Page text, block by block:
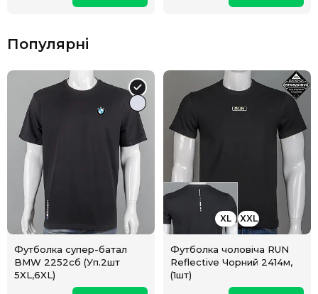
Популярні
Футболка супер-батал
BMW 2252сб (Уп.2шт
5XL,6XL)
XL XXL
Футболка чоловіча RUN
Reflective Чорний 2414м,
(1шт)